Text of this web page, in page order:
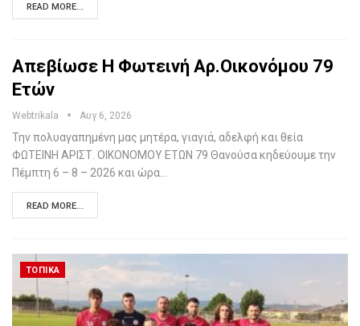
READ MORE...
Απεβίωσε Η Φωτεινή Αρ.Οικονόμου 79
Ετών
Webtrikala Αυγ 6, 2026
Την πολυαγαπημένη μας μητέρα, γιαγιά, αδελφή και θεία
ΦΩΤΕΙΝΗ ΑΡΙΣΤ. ΟΙΚΟΝΟΜΟΥ ΕΤΩΝ 79 Θανούσα κηδεύουμε την
Πέμπτη 6 – 8 – 2026 και ώρα…
READ MORE...
ΤΟΠΙΚΆ